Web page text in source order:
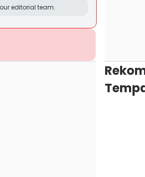
editorial team.